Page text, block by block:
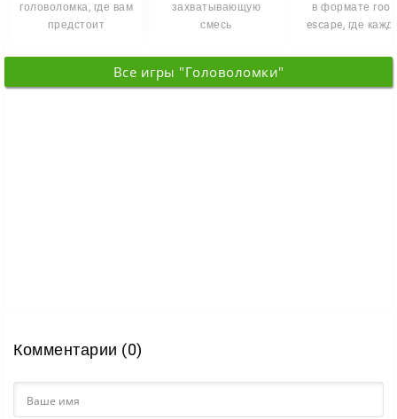
головоломка, где вам
предстоит
таинственное
захватывающую
смесь
игры и квеста в
формате комнаты
в формате
escape, где
становится
Все игры "Головоломки"
Комментарии (0)